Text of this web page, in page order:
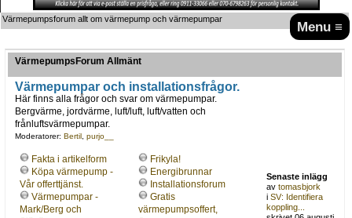
Menu ≡
Värmepumpsforum allt om värmepump och värmepumpar
VärmepumpsForum Allmänt
Värmepumpar och installationsfrågor.
Här finns alla frågor och svar om värmepumpar.
Bergvärme, jordvärme, luft/luft, luft/vatten och
frånluftsvärmepumpar.
Moderatorer: Bertil, purjo__
Fakta i artikelform
Köpa värmepump -
Vår offerttjänst.
Värmepumpar -
Mark/Berg och
Frikyla!
Energibrunnar
Installationsforum
Gratis
värmepumpsoffert,
Senaste inlägg
avtomasbjork
iSV: Identifiera
koppling...